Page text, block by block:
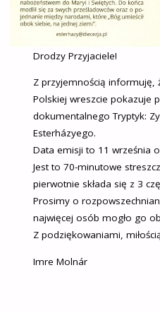
Drodzy Przyjaciele!
Z przyjemnością informuję,
Polskiej wreszcie pokazuje
dokumentalnego Tryptyk:
Esterházyego.
Data emisji to 11 września
Jest to 70-minutowe
pierwotnie składa się z 3
Prosimy o
najwięcej osób mogło go
Z podziękowaniami,
Imre Molnár